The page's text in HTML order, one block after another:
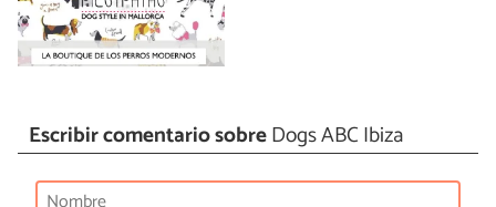
Escribir comentario sobreDogs ABC Ibiza